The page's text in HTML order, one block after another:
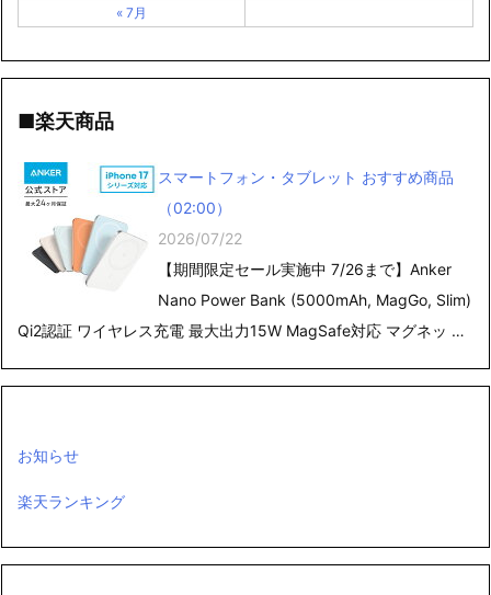
« 7月
■楽天商品
スマートフォン・タブレット おすすめ商品
（02:00）
2026/07/22
【期間限定セール実施中 7/26まで】Anker
Nano Power Bank (5000mAh, MagGo, Slim)
Qi2認証 ワイヤレス充電 最大出力15W MagSafe対応 マグネッ …
お知らせ
楽天ランキング